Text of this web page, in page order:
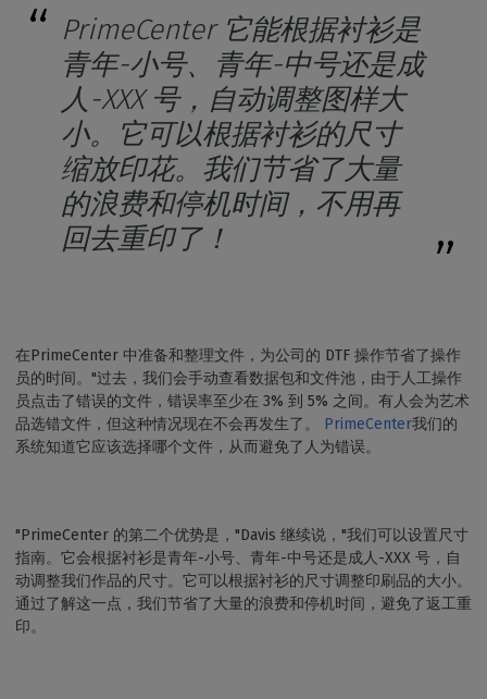
PrimeCenter 它能根据衬衫是
青年-小号、青年-中号还是成
人-XXX 号，自动调整图样大
小。它可以根据衬衫的尺寸
缩放印花。我们节省了大量
的浪费和停机时间，不用再
回去重印了！
在PrimeCenter 中准备和整理文件，为公司的 DTF 操作节省了操作
员的时间。"过去，我们会手动查看数据包和文件池，由于人工操作
员点击了错误的文件，错误率至少在 3% 到 5% 之间。有人会为艺术
品选错文件，但这种情况现在不会再发生了。 PrimeCenter我们的
系统知道它应该选择哪个文件，从而避免了人为错误。
"PrimeCenter 的第二个优势是，"Davis 继续说，"我们可以设置尺寸
指南。它会根据衬衫是青年-小号、青年-中号还是成人-XXX 号，自
动调整我们作品的尺寸。它可以根据衬衫的尺寸调整印刷品的大小。
通过了解这一点，我们节省了大量的浪费和停机时间，避免了返工重
印。